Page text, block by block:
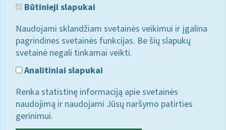
Būtinieji slapukai
Naudojami sklandžiam svetainės veikimui ir įgalina
pagrindines svetainės funkcijas. Be šių slapukų
svetainė negali tinkamai veikti.
Analitiniai slapukai
Renka statistinę informaciją apie svetainės
naudojimą ir naudojami Jūsų naršymo patirties
gerinimui.